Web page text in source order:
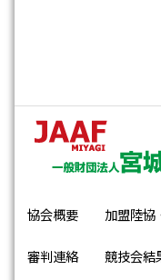
協会概要 加盟陸協
審判連絡 競技会結